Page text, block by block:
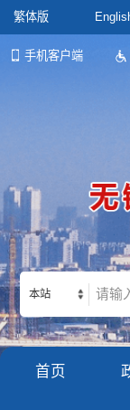
繁体版
手机客户端
本站
首页